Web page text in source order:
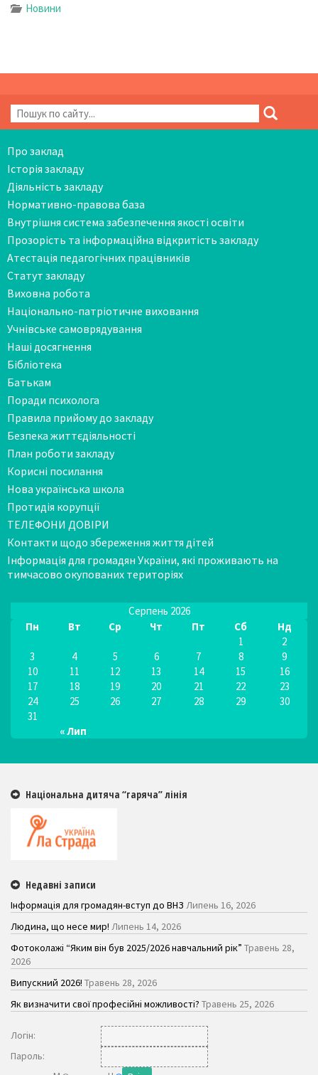
Новини
Про заклад
Історія закладу
Діяльність закладу
Нормативно-правова база
Внутрішня система забезпечення якості освіти
Прозорість та інформаційна відкритість закладу
Атестація педагогічних працівників
Статут закладу
Виховна робота
Національно-патріотичне виховання
Учнівське самоврядування
Наші досягнення
Бібліотека
Батькам
Поради психолога
Правила прийому до закладу
Безпека життєдіяльності
План роботи закладу
Корисні посилання
Нова українська школа
Протидія корупції
ТЕЛЕФОНИ ДОВІРИ
Контакти щодо збереження життя дітей
Інформація для громадян України, які проживають на
тимчасово окупованих територіях
Серпень 2026
Пн
Вт Ср Чт Пт Сб Нд
« Лип
1
2
3
4 5 6 7 8
9
10
11 12 13 14 15
16
17
18 19 20 21 22
23
24
25 26 27 28 29
30
31
Національна дитяча “гаряча” лінія
Недавні записи
Інформація для громадян-вступ до ВНЗ Липень 16, 2026
Людина, що несе мир! Липень 14, 2026
Фотоколажі “Яким він був 2025/2026 навчальний рік” Травень 28,
2026
Випускний 2026! Травень 28, 2026
Як визначити свої професійні можливості? Травень 25, 2026
Логiн:
Пароль: